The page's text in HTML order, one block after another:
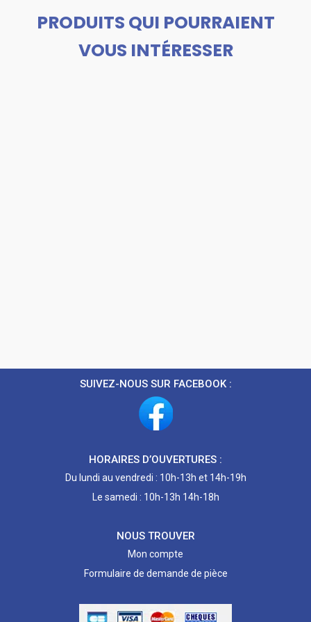
PRODUITS QUI POURRAIENT
VOUS INTÉRESSER
SUIVEZ-NOUS SUR FACEBOOK :
HORAIRES D’OUVERTURES :
Du lundi au vendredi : 10h-13h et 14h-19h
Le samedi : 10h-13h 14h-18h
NOUS TROUVER
Mon compte
Formulaire de demande de pièce